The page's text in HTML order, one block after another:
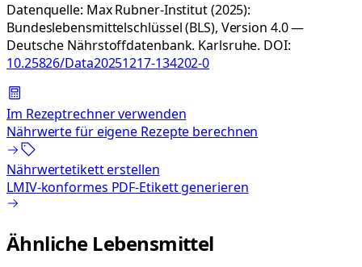
Datenquelle: Max Rubner-Institut (2025):
Bundeslebensmittelschlüssel (BLS), Version 4.0 —
Deutsche Nährstoffdatenbank. Karlsruhe. DOI:
10.25826/Data20251217-134202-0
Im Rezeptrechner verwenden
Nährwerte für eigene Rezepte berechnen
Nährwertetikett erstellen
LMIV-konformes PDF-Etikett generieren
Ähnliche Lebensmittel